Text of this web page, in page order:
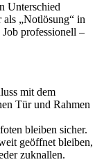
Unterschied
als „Notlösung“ in
professionell –
mit dem
Tür und Rahmen
bleiben sicher.
geöffnet bleiben,
zuknallen.